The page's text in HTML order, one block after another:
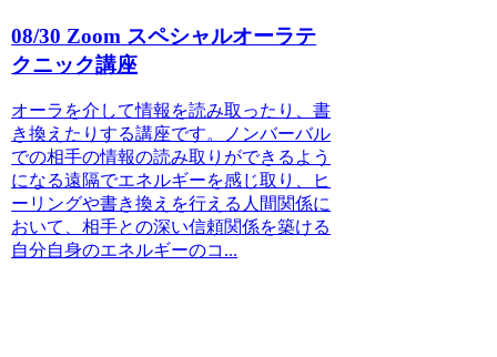
08/30 Zoom スペシャルオーラテ
クニック講座
オーラを介して情報を読み取ったり、書
き換えたりする講座です。ノンバーバル
での相手の情報の読み取りができるよう
になる遠隔でエネルギーを感じ取り、ヒ
ーリングや書き換えを行える人間関係に
おいて、相手との深い信頼関係を築ける
自分自身のエネルギーのコ...